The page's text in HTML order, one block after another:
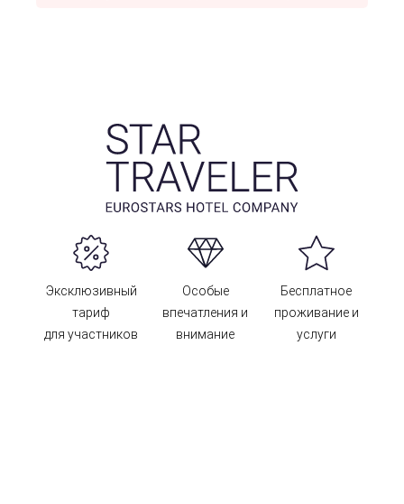
Эксклюзивный
тариф
для участников
Особые
впечатления и
внимание
Бесплатное
проживание и
услуги